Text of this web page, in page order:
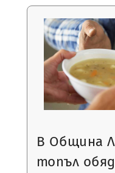
В Община
топъл